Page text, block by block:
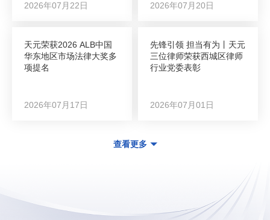
2026年07月22日 2026年07月20日
天元荣获2026 ALB中国
华东地区市场法律大奖多
项提名
2026年07月17日
先锋引领 担当有为丨天元
三位律师荣获西城区律师
行业党委表彰
2026年07月01日
查看更多